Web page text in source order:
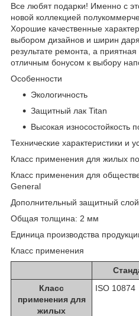
Все любят подарки! Именно с
новой коллекцией
Хорошие качественные
выбором дизайнов и ширин
результате ремонта, а
отличным бонусом к выбору
Особенности
Экологичность
Защитный лак Titan
Высокая износостойкость
Технические характеристики и
Класс применения для жилых
Класс применения для
General
Дополнительный защитный
Общая толщина: 2 мм
Единица производства
Класс применения
Класс
применения для
жилых
ISO 10874